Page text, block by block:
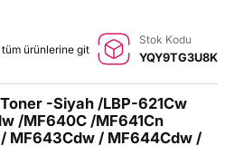
tüm ürünlerine git
Stok Kodu
YQY9TG3U8K
-Siyah /LBP-621Cw
/MF640C /MF641Cn
MF643Cdw / MF644Cdw /